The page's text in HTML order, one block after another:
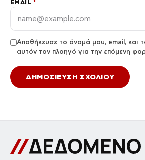
EMAIL *
Αποθήκευσε το όνομά μου, email, και
αυτόν τον πλοηγό για την επόμενη